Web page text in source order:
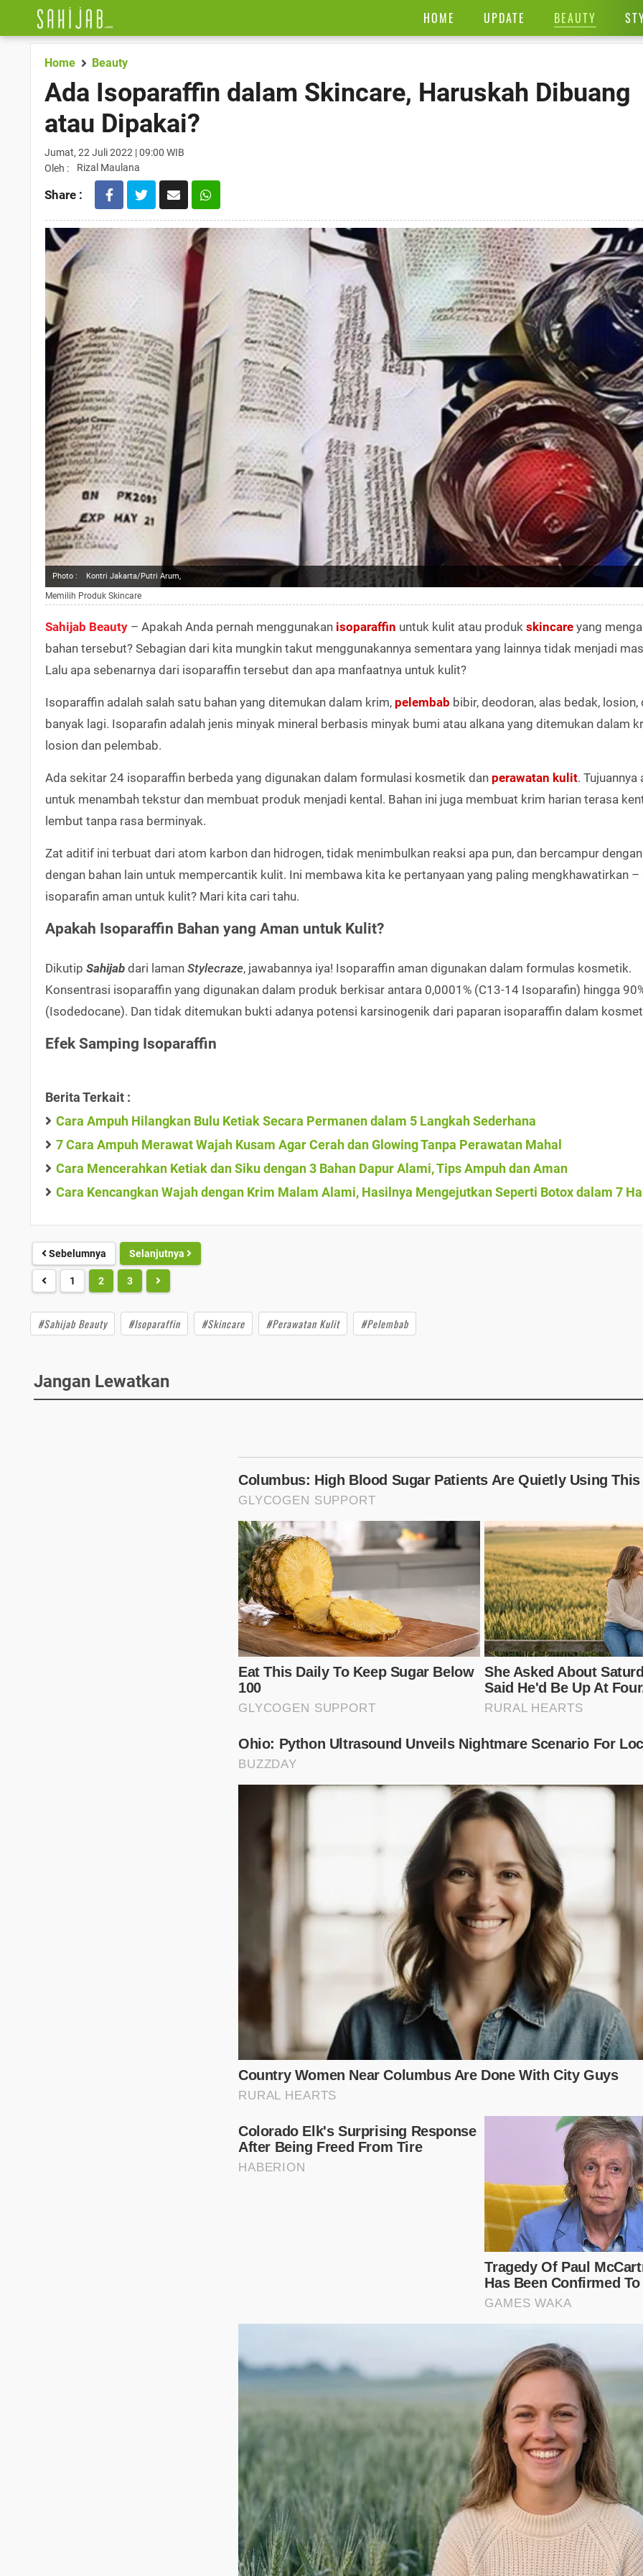
HOME UPDATE BEAUTY
Home Beauty
Ada Isoparaffin dalam Skincare, Haruskah Dibuang
atau Dipakai?
Jumat, 22 Juli 2022 | 09:00 WIB
Oleh :
Rizal Maulana
Share :
Photo : Kontri Jakarta/Putri Arum,
Memilih Produk Skincare
Sahijab Beauty – Apakah Anda pernah menggunakan isoparaffin untuk kulit atau produk skincare yang
bahan tersebut? Sebagian dari kita mungkin takut menggunakannya sementara yang lainnya tidak menjadi
Lalu apa sebenarnya dari isoparaffin tersebut dan apa manfaatnya untuk kulit?
Isoparaffin adalah salah satu bahan yang ditemukan dalam krim, pelembab bibir, deodoran, alas bedak, losion,
banyak lagi. Isoparafin adalah jenis minyak mineral berbasis minyak bumi atau alkana yang ditemukan dalam
losion dan pelembab.
Ada sekitar 24 isoparaffin berbeda yang digunakan dalam formulasi kosmetik dan perawatan kulit. Tujuannya
untuk menambah tekstur dan membuat produk menjadi kental. Bahan ini juga membuat krim harian terasa
lembut tanpa rasa berminyak.
Zat aditif ini terbuat dari atom karbon dan hidrogen, tidak menimbulkan reaksi apa pun, dan bercampur
dengan bahan lain untuk mempercantik kulit. Ini membawa kita ke pertanyaan yang paling mengkhawatirkan –
isoparafin aman untuk kulit? Mari kita cari tahu.
Apakah Isoparaffin Bahan yang Aman untuk Kulit?
Dikutip Sahijab dari laman Stylecraze, jawabannya iya! Isoparaffin aman digunakan dalam formulas kosmetik.
Konsentrasi isoparaffin yang digunakan dalam produk berkisar antara 0,0001% (C13-14 Isoparafin) hingga
(Isodedocane). Dan tidak ditemukan bukti adanya potensi karsinogenik dari paparan isoparaffin dalam
Efek Samping Isoparaffin
Berita Terkait :
Cara Ampuh Hilangkan Bulu Ketiak Secara Permanen dalam 5 Langkah Sederhana
7 Cara Ampuh Merawat Wajah Kusam Agar Cerah dan Glowing Tanpa Perawatan Mahal
Cara Mencerahkan Ketiak dan Siku dengan 3 Bahan Dapur Alami, Tips Ampuh dan Aman
Cara Kencangkan Wajah dengan Krim Malam Alami, Hasilnya Mengejutkan Seperti Botox dalam 7
Sebelumnya Selanjutnya
1 2 3
#Sahijab Beauty #Isoparaffin #Skincare #Perawatan Kulit #Pelembab
Jangan Lewatkan